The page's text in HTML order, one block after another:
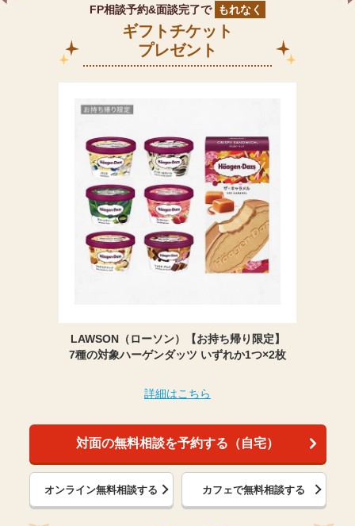
FP相談予約&面談完了で もれなく
ギフトチケット
プレゼント
LAWSON（ローソン）【お持ち帰り限定】
7種の対象ハーゲンダッツ いずれか1つ×2枚
詳細はこちら
対面の無料相談を予約する（自宅）
オンライン無料相談する カフェで無料相談する